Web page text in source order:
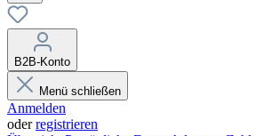
B2B-Konto
Menü schließen
Anmelden
oderregistrieren